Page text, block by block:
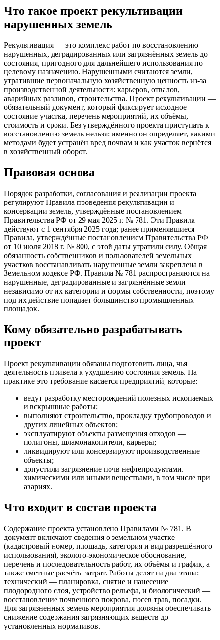
Что такое проект рекультивации
нарушенных земель
Рекультивация — это комплекс работ по восстановлению
нарушенных, деградированных или загрязнённых земель до
состояния, пригодного для дальнейшего использования по
целевому назначению. Нарушенными считаются земли,
утратившие первоначальную хозяйственную ценность из-за
производственной деятельности: карьеров, отвалов,
аварийных разливов, строительства. Проект рекультивации —
обязательный документ, который фиксирует исходное
состояние участка, перечень мероприятий, их объёмы,
стоимость и сроки. Без утверждённого проекта приступать к
восстановлению земель нельзя: именно он определяет, какими
методами будет устранён вред почвам и как участок вернётся
в хозяйственный оборот.
Правовая основа
Порядок разработки, согласования и реализации проекта
регулируют Правила проведения рекультивации и
консервации земель, утверждённые постановлением
Правительства РФ от 29 мая 2025 г. № 781. Эти Правила
действуют с 1 сентября 2025 года; ранее применявшиеся
Правила, утверждённые постановлением Правительства РФ
от 10 июля 2018 г. № 800, с этой даты утратили силу. Общая
обязанность собственников и пользователей земельных
участков восстанавливать нарушенные земли закреплена в
Земельном кодексе РФ. Правила № 781 распространяются на
нарушенные, деградированные и загрязнённые земли
независимо от их категории и формы собственности, поэтому
под их действие попадает большинство промышленных
площадок.
Кому обязательно разрабатывать
проект
Проект рекультивации обязаны подготовить лица, чья
деятельность привела к ухудшению состояния земель. На
практике это требование касается предприятий, которые:
ведут разработку месторождений полезных ископаемых
и вскрышные работы;
выполняют строительство, прокладку трубопроводов и
других линейных объектов;
эксплуатируют объекты размещения отходов —
полигоны, шламонакопители, карьеры;
ликвидируют или консервируют производственные
объекты;
допустили загрязнение почв нефтепродуктами,
химическими или иными веществами, в том числе при
авариях.
Что входит в состав проекта
Содержание проекта установлено Правилами № 781. В
документ включают сведения о земельном участке
(кадастровый номер, площадь, категория и вид разрешённого
использования), эколого-экономическое обоснование,
перечень и последовательность работ, их объёмы и график, а
также сметные расчёты затрат. Работы делят на два этапа:
технический — планировка, снятие и нанесение
плодородного слоя, устройство рельефа, и биологический —
восстановление почвенного покрова, посев трав, посадки.
Для загрязнённых земель мероприятия должны обеспечивать
снижение содержания загрязняющих веществ до
установленных нормативов.